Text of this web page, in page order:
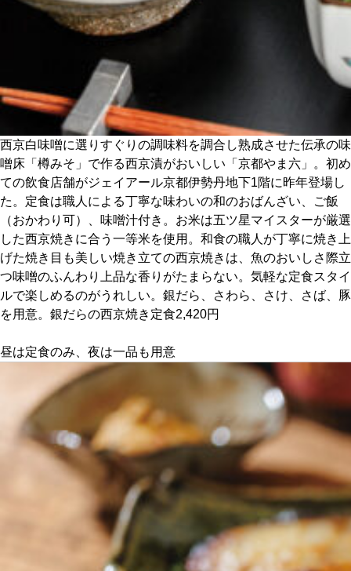
MAIN MENU
SERIES
カレーが好き
京都おやつクラブ
私と店のはなし
今月の京みやげ
京都の書店
CULTURE
すべて
関西で開催。
西京白味噌に選りすぐりの調味料を調合し熟成させた伝承の味
噌床「樽みそ」で作る西京漬がおいしい「京都やま六」。初め
ての飲食店舗がジェイアール京都伊勢丹地下1階に昨年登場し
た。定食は職人による丁寧な味わいの和のおばんざい、ご飯
（おかわり可）、味噌汁付き。お米は五ツ星マイスターが厳選
した西京焼きに合う一等米を使用。和食の職人が丁寧に焼き上
げた焼き目も美しい焼き立ての西京焼きは、魚のおいしさ際立
つ味噌のふんわり上品な香りがたまらない。気軽な定食スタイ
ルで楽しめるのがうれしい。銀だら、さわら、さけ、さば、豚
を用意。銀だらの西京焼き定食2,420円
昼は定食のみ、夜は一品も用意